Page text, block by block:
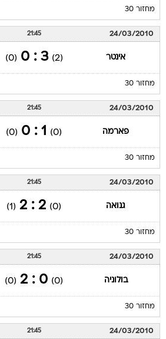
מחזור 30
24/03/2010
21:45
אינטר (2)
3 : 0
(0)
מחזור 30
24/03/2010
21:45
פארמה (0)
1 : 0
(0)
מחזור 30
24/03/2010
21:45
גנואה (0)
2 : 2
(1)
מחזור 30
24/03/2010
21:45
בולוניה (0)
0 : 2
(0)
מחזור 30
24/03/2010
21:45